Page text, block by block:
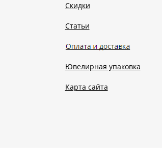
Скидки
Статьи
Ювелирная упаковка
Карта сайта